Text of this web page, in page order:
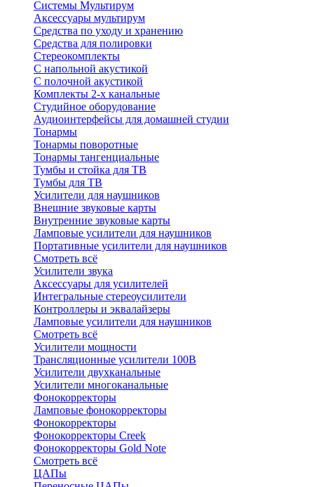
Системы Мультирум
Аксессуары мультирум
Средства по уходу и хранению
Средства для полировки
Стереокомплекты
C напольной акустикой
C полочной акустикой
Комплекты 2-х канальные
Студийное оборудование
Аудиоинтерфейсы для домашней студии
Тонармы
Тонармы поворотные
Тонармы тангенциальные
Тумбы и стойка для ТВ
Тумбы для ТВ
Усилители для наушников
Внешние звуковые карты
Внутренние звуковые карты
Ламповые усилители для наушников
Портативные усилители для наушников
Смотреть всё
Усилители звука
Аксессуары для усилителей
Интегральные стереоусилители
Контроллеры и эквалайзеры
Ламповые усилители для наушников
Смотреть всё
Усилители мощности
Трансляционные усилители 100В
Усилители двухканальные
Усилители многоканальные
Фонокорректоры
Ламповые фонокорректоры
Фонокорректоры
Фонокорректоры Creek
Фонокорректоры Gold Note
Смотреть всё
ЦАПы